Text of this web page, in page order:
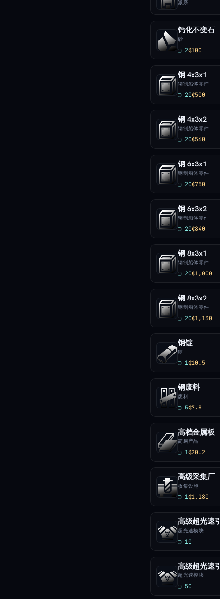
派系
钙化不变石
砂
▢ 2₵100
钢 4x3x1
钢制船体零件
▢ 20₵500
钢 4x3x2
钢制船体零件
▢ 20₵560
钢 6x3x1
钢制船体零件
▢ 20₵750
钢 6x3x2
钢制船体零件
▢ 20₵840
钢 8x3x1
钢制船体零件
▢ 20₵1,000
钢 8x3x2
钢制船体零件
▢ 20₵1,130
钢锭
锭
▢ 1₵10.5
钢废料
废料
▢ 5₵7.8
高档金属板
简易产品
▢ 1₵20.2
高级采集厂
收集设施
▢ 1₵1,180
超光速模块
▢ 10
超光速模块
▢ 50